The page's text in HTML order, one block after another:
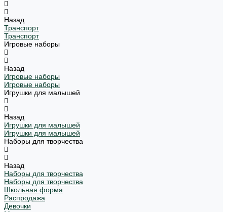
Назад
Транспорт
Транспорт
Игровые наборы
Назад
Игровые наборы
Игровые наборы
Игрушки для малышей
Назад
Игрушки для малышей
Игрушки для малышей
Наборы для творчества
Назад
Наборы для творчества
Наборы для творчества
Школьная форма
Распродажа
Девочки